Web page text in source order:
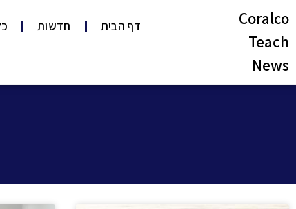
Coralco
Teach
News
דף הבית חדשות